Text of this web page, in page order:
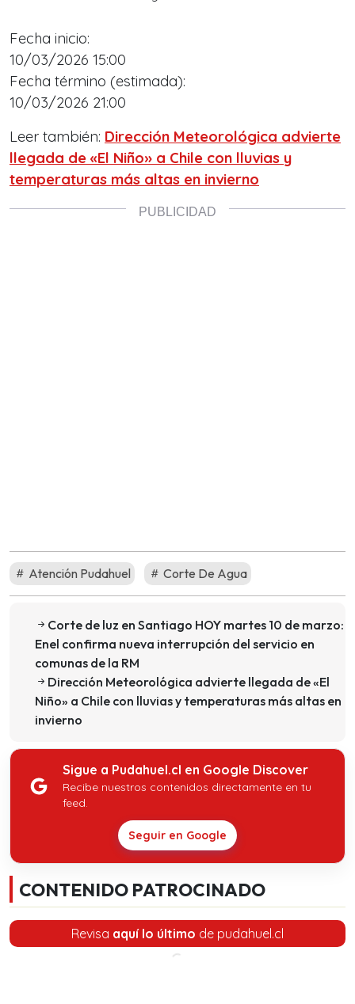
Fecha inicio:
10/03/2026 15:00
Fecha término (estimada):
10/03/2026 21:00
Leer también: Dirección Meteorológica advierte
llegada de «El Niño» a Chile con lluvias y
temperaturas más altas en invierno
Atención Pudahuel Corte De Agua
Corte de luz en Santiago HOY martes 10 de marzo:
Enel confirma nueva interrupción del servicio en
comunas de la RM
Dirección Meteorológica advierte llegada de «El
Niño» a Chile con lluvias y temperaturas más altas en
invierno
Sigue a Pudahuel.cl en Google Discover
Recibe nuestros contenidos directamente en tu
feed.
Seguir en Google
CONTENIDO PATROCINADO
Revisa aquí lo último de pudahuel.cl